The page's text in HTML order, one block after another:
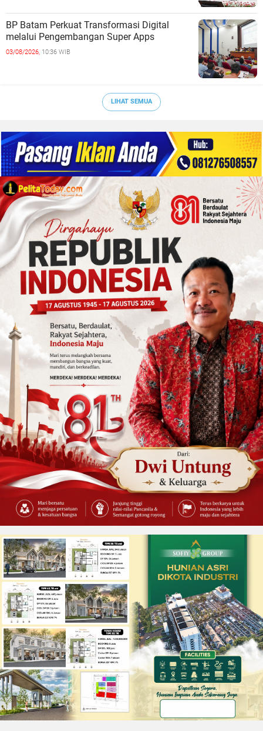
BP Batam Perkuat Transformasi Digital
melalui Pengembangan Super Apps
03/08/2026, 10:36 WIB
LIHAT SEMUA